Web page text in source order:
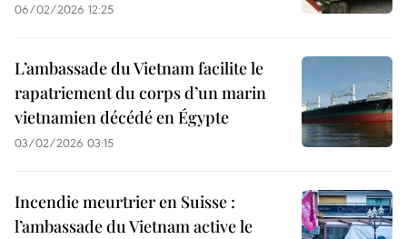
06/02/2026 12:25
L’ambassade du Vietnam facilite le
rapatriement du corps d’un marin
vietnamien décédé en Égypte
03/02/2026 03:15
Incendie meurtrier en Suisse :
l’ambassade du Vietnam active le